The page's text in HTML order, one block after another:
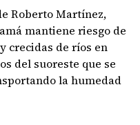
Roberto Martínez,
mantiene riesgo de
crecidas de ríos en
del suoreste que se
la humedad